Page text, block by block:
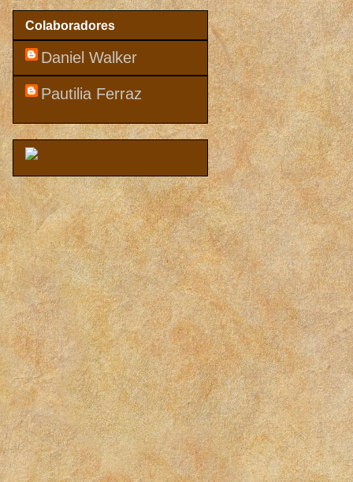
Colaboradores
Daniel Walker
Pautilia Ferraz